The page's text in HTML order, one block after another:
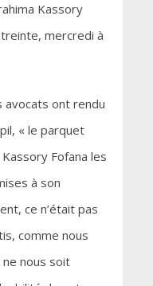
Kassory
mercredi à
avocats ont rendu
« le parquet
Fofana les
à son
ce n’était pas
comme nous
nous soit